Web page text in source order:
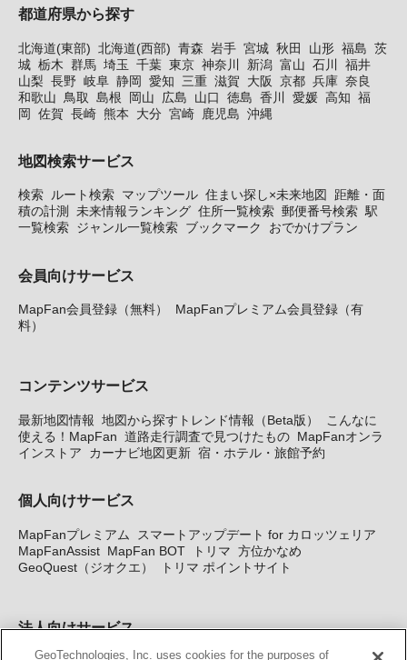
都道府県から探す
北海道(東部) 北海道(西部) 青森 岩手 宮城 秋田 山形 福島 茨
城 栃木 群馬 埼玉 千葉 東京 神奈川 新潟 富山 石川
福井
山梨 長野 岐阜 静岡 愛知 三重 滋賀 大阪 京都 兵庫 奈良
和歌山
鳥取 島根 岡山 広島 山口 徳島 香川 愛媛 高知 福
岡 佐賀 長崎 熊本 大分 宮崎 鹿児島 沖縄
地図検索サービス
検索 ルート検索 マップツール 住まい探し×未来地図
距離・面
積の計測
未来情報ランキング 住所一覧検索 郵便番号検索 駅
一覧検索 ジャンル一覧検索 ブックマーク おでかけプラン
会員向けサービス
MapFan会員登録（無料）
MapFanプレミアム会員登録（有
料）
コンテンツサービス
最新地図情報 地図から探すトレンド情報（Beta版）
こんなに
使える！MapFan 道路走行調査で見つけたもの MapFanオンラ
インストア
カーナビ地図更新 宿・ホテル・旅館予約
個人向けサービス
MapFanプレミアム
スマートアップデート for カロッツェリア
MapFanAssist MapFan BOT トリマ 方位かなめ
GeoQuest（ジオクエ）
トリマ ポイントサイト
法人向けサービス
GeoTechnologies, Inc. uses cookies for the purposes of